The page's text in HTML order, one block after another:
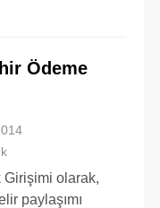
Ödeme
Girişimi olarak,
paylaşımı